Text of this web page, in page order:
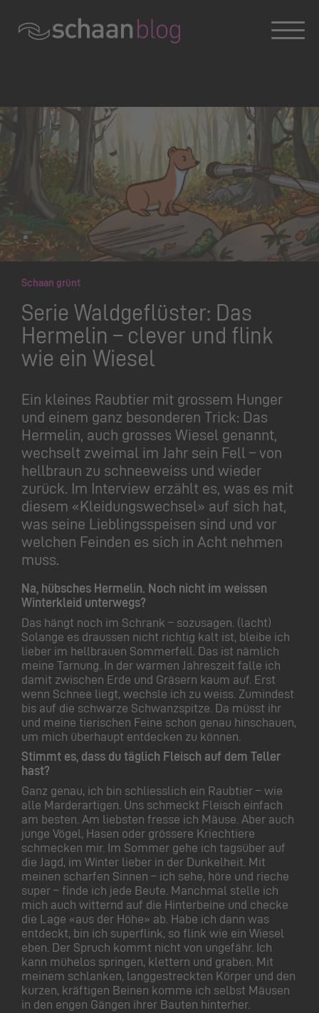
Schaan grünt
Serie Waldgeflüster: Das
Hermelin – clever und flink
wie ein Wiesel
Ein kleines Raubtier mit grossem Hunger
und einem ganz besonderen Trick: Das
Hermelin, auch grosses Wiesel genannt,
wechselt zweimal im Jahr sein Fell – von
hellbraun zu schneeweiss und wieder
zurück. Im Interview erzählt es, was es mit
diesem «Kleidungswechsel» auf sich hat,
was seine Lieblingsspeisen sind und vor
welchen Feinden es sich in Acht nehmen
muss.
Na, hübsches Hermelin. Noch nicht im weissen
Winterkleid unterwegs?
Das hängt noch im Schrank – sozusagen. (lacht)
Solange es draussen nicht richtig kalt ist, bleibe ich
lieber im hellbrauen Sommerfell. Das ist nämlich
meine Tarnung. In der warmen Jahreszeit falle ich
damit zwischen Erde und Gräsern kaum auf. Erst
wenn Schnee liegt, wechsle ich zu weiss. Zumindest
bis auf die schwarze Schwanzspitze. Da müsst ihr
und meine tierischen Feine schon genau hinschauen,
um mich überhaupt entdecken zu können.
Stimmt es, dass du täglich Fleisch auf dem Teller
hast?
Ganz genau, ich bin schliesslich ein Raubtier – wie
alle Marderartigen. Uns schmeckt Fleisch einfach
am besten. Am liebsten fresse ich Mäuse. Aber auch
junge Vögel, Hasen oder grössere Kriechtiere
schmecken mir. Im Sommer gehe ich tagsüber auf
die Jagd, im Winter lieber in der Dunkelheit. Mit
meinen scharfen Sinnen – ich sehe, höre und rieche
super – finde ich jede Beute. Manchmal stelle ich
mich auch witternd auf die Hinterbeine und checke
die Lage «aus der Höhe» ab. Habe ich dann was
entdeckt, bin ich superflink, so flink wie ein Wiesel
eben. Der Spruch kommt nicht von ungefähr. Ich
kann mühelos springen, klettern und graben. Mit
meinem schlanken, langgestreckten Körper und den
kurzen, kräftigen Beinen komme ich selbst Mäusen
in den engen Gängen ihrer Bauten hinterher.